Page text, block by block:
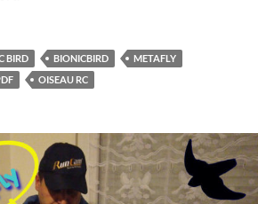
BIRD BIONICBIRD
METAFLY
OISEAU RC